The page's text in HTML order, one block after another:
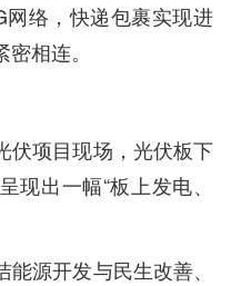
络，快递包裹实现进
相连。
伏项目现场，光伏板下
出一幅“板上发电、
源开发与民生改善、